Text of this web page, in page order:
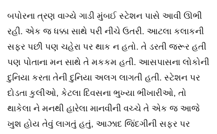
બપોરના ત્રણ વાગ્યે ગાડી મુંબઈ સ્ટેશન પાસે આવી ઊભી
રહી. એક જ ધક્કા સાથે પરી નીચે ઉતરી. આટલા કલાકની
સફર પછી પણ ચહેરા પર થાક ન હતો. તે ડરતી જરૂર હતી
પણ પોતાના મન સાથે તે મકકમ હતી. આસપાસના લોકોની
દુનિયા કરતા તેની દુનિયા અલગ લાગતી હતી. સ્ટેશન પર
દોડતા કુલીઓ, કેટલા દિવસના ભુખ્યા ભીખારીઓ, તો
થાકેલા ને મનથી હારેલા માનવીની વચ્ચે તે એક જ આજે
ખુશ હોય તેવું લાગતું હતું, આઝાદ જિંદગીની સફર પર